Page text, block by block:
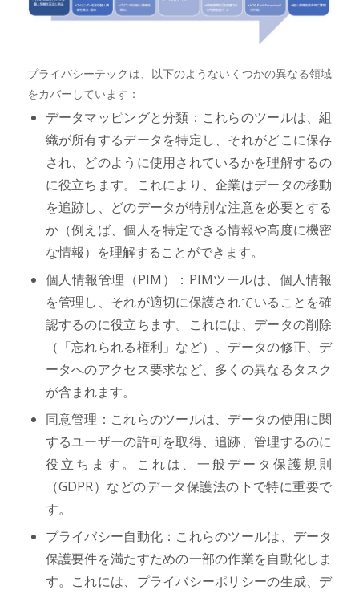
プライバシーテックは、以下のようないくつかの異なる領域
をカバーしています：
データマッピングと分類：これらのツールは、組
織が所有するデータを特定し、それがどこに保存
され、どのように使用されているかを理解するの
に役立ちます。これにより、企業はデータの移動
を追跡し、どのデータが特別な注意を必要とする
か（例えば、個人を特定できる情報や高度に機密
な情報）を理解することができます。
個人情報管理（PIM）：PIMツールは、個人情報
を管理し、それが適切に保護されていることを確
認するのに役立ちます。これには、データの削除
（「忘れられる権利」など）、データの修正、デ
ータへのアクセス要求など、多くの異なるタスク
が含まれます。
同意管理：これらのツールは、データの使用に関
するユーザーの許可を取得、追跡、管理するのに
役立ちます。これは、一般データ保護規則
（GDPR）などのデータ保護法の下で特に重要で
す。
プライバシー自動化：これらのツールは、データ
保護要件を満たすための一部の作業を自動化しま
す。これには、プライバシーポリシーの生成、デ